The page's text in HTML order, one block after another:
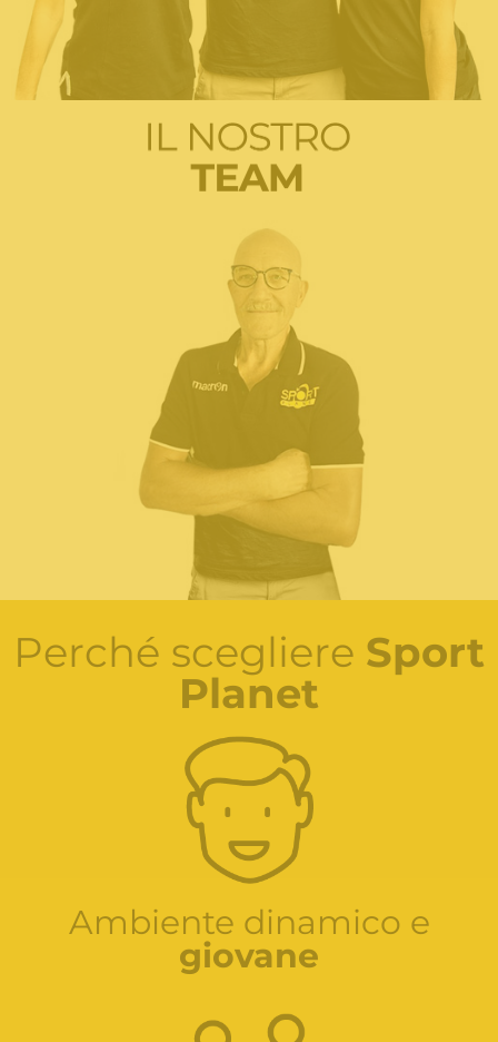
Perché scegliere Sport
Planet
Ambiente dinamico e
giovane